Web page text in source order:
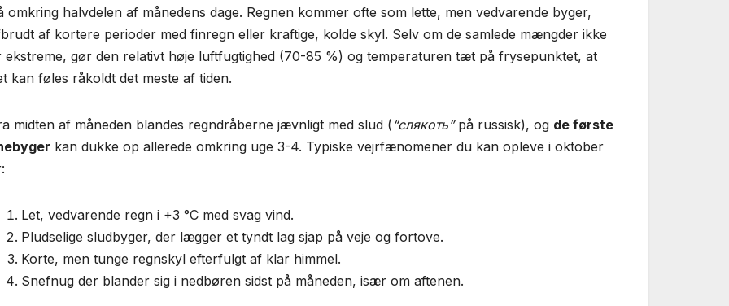
omkring halvdelen af månedens dage. Regnen kommer ofte som lette, men vedvarende byger,
af kortere perioder med finregn eller kraftige, kolde skyl. Selv om de samlede mængder ikke
ekstreme, gør den relativt høje luftfugtighed (70-85 %) og temperaturen tæt på frysepunktet, at
kan føles råkoldt det meste af tiden.
midten af måneden blandes regndråberne jævnligt med slud ( “слякоть”på russisk), og de første
kan dukke op allerede omkring uge 3-4. Typiske vejrfænomener du kan opleve i oktober
Let, vedvarende regn i +3 °C med svag vind.
Pludselige sludbyger, der lægger et tyndt lag sjap på veje og fortove.
Korte, men tunge regnskyl efterfulgt af klar himmel.
Snefnug der blander sig i nedbøren sidst på måneden, især om aftenen.